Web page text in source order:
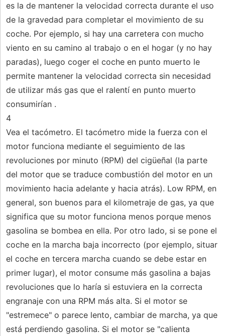
es la de mantener la velocidad correcta durante el uso
de la gravedad para completar el movimiento de su
coche. Por ejemplo, si hay una carretera con mucho
viento en su camino al trabajo o en el hogar (y no hay
paradas), luego coger el coche en punto muerto le
permite mantener la velocidad correcta sin necesidad
de utilizar más gas que el ralentí en punto muerto
consumirían .
4
Vea el tacómetro. El tacómetro mide la fuerza con el
motor funciona mediante el seguimiento de las
revoluciones por minuto (RPM) del cigüeñal (la parte
del motor que se traduce combustión del motor en un
movimiento hacia adelante y hacia atrás). Low RPM, en
general, son buenos para el kilometraje de gas, ya que
significa que su motor funciona menos porque menos
gasolina se bombea en ella. Por otro lado, si se pone el
coche en la marcha baja incorrecto (por ejemplo, situar
el coche en tercera marcha cuando se debe estar en
primer lugar), el motor consume más gasolina a bajas
revoluciones que lo haría si estuviera en la correcta
engranaje con una RPM más alta. Si el motor se
"estremece" o parece lento, cambiar de marcha, ya que
está perdiendo gasolina. Si el motor se "calienta